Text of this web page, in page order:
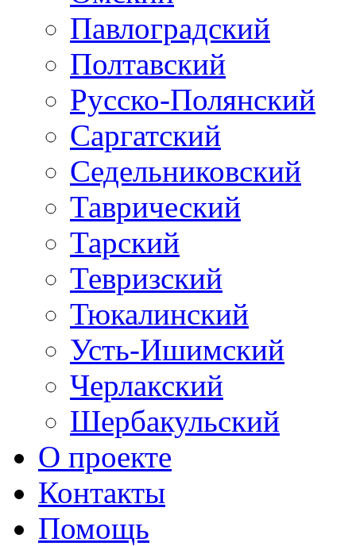
Павлоградский
Полтавский
Русско-Полянский
Саргатский
Седельниковский
Таврический
Тарский
Тевризский
Тюкалинский
Усть-Ишимский
Черлакский
Шербакульский
О проекте
Контакты
Помощь